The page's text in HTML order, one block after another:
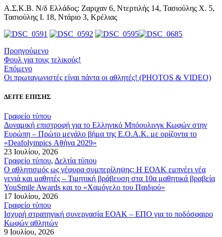
Α.Σ.Κ.Β. Ν/δ Ελλάδος: Ζαριχαν 6, Ντερτιλής 14, Τασιούλης Χ. 5,
Τασιούλης Ι. 18, Ντάριο 3, Κρέλιας
Προηγούμενο
Φουλ για τους τελικούς!
Επόμενο
Οι πρωταγωνιστές είναι πάντα οι αθλητές! (PHOTOS & VIDEO)
ΔΕΙΤΕ ΕΠΙΣΗΣ
Γραφείο τύπου
Δυναμική επιστροφή για το Ελληνικό Μπόουλινγκ Κωφών στην
Ευρώπη – Πρώτο μεγάλο βήμα της Ε.Ο.Α.Κ. με ορίζοντα το
«Deafolympics Αθήνα 2029»
23 Ιουλίου, 2026
Γραφείο τύπου, Δελτία τύπου
Ο αθλητισμός ως γέφυρα συμπερίληψης: Η ΕΟΑΚ εμπνέει νέα
γενιά και μαθητές – Τιμητική βράβευση στα 10α μαθητικά βραβεία
YouSmile Awards και το «Χαμόγελο του Παιδιού»
17 Ιουλίου, 2026
Γραφείο τύπου
Ισχυρή στρατηγική συνεργασία ΕΟΑΚ – ΕΠΟ για το ποδόσφαιρο
Κωφών αθλητών
9 Ιουλίου, 2026